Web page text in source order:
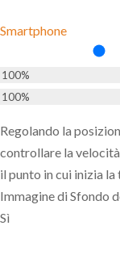
Smartphone
Regolando la
controllare la
il punto in cui inizia la
Immagine di Sfondo
Sì